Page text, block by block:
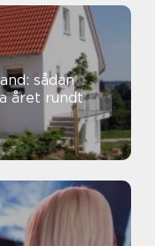
sådan
året rundt